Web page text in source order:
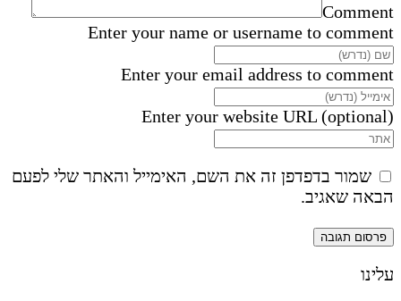
Comment
Enter your name or username to comment
Enter your email address to comment
Enter your website URL (optional)
שמור בדפדפן זה את השם, האימייל והאתר שלי לפעם
הבאה שאגיב.
עלינו